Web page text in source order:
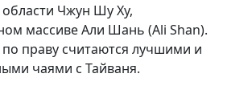
Чжун Шу Ху,
массиве Али Шань (Ali Shan).
праву считаются лучшими и
чаями с Тайваня.